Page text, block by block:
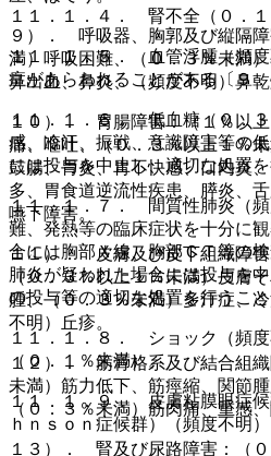
９）． 呼吸器、胸郭及び縦隔
満）呼吸困難、（０．３％未満
鼻出血、鼻炎、（頻度不明）鼻
１０）． 胃腸障害：（１％以
痛、嘔吐、（０．３％以上１％
鼓腸、胃炎、胃不快感、口内炎
多、胃食道逆流性疾患、膵炎、
嚥下障害。
１１）． 皮膚及び皮下組織障害
（０．３％以上１％未満）皮膚
腫、（０．３％未満）多汗症、
不明）丘疹。
１２）． 筋骨格系及び結合組
未満）筋力低下、筋痙縮、関節
（０．３％未満）筋肉痛、重感
１３）． 腎及び尿路障害：（
１１．１．４． 腎不全（０．１
１１．１．５． 血管浮腫（頻
症があらわれることがある〔９
１１．１．６． 低血糖（０．
感、冷汗、振戦、意識障害等の
には投与を中止し、適切な処置
１１．１．７． 間質性肺炎（頻
難、発熱等の臨床症状を十分に
合には胸部Ｘ線、胸部ＣＴ等の
肺炎が疑われた場合には投与を
の投与等の適切な処置を行うこと
１１．１．８． ショック（頻
（０．１％未満）。
１１．１．９． 皮膚粘膜眼症
ｈｎｓｏｎ症候群）（頻度不明